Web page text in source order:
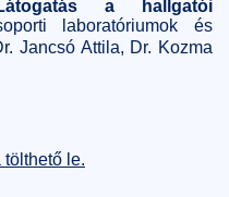
a hallgatói
laboratóriumok és
Jancsó Attila, Dr. Kozma
tölthető le.